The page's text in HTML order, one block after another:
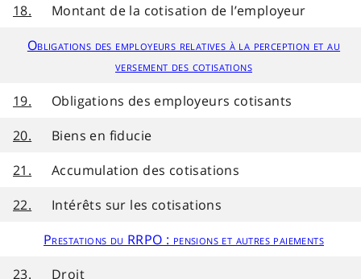
18.
Montant de la cotisation de l’employeur
Obligations des employeurs relatives à la perception et au
versement des cotisations
19.
Obligations des employeurs cotisants
20.
Biens en fiducie
21.
Accumulation des cotisations
22.
Intérêts sur les cotisations
Prestations du RRPO : pensions et autres paiements
23.
Droit